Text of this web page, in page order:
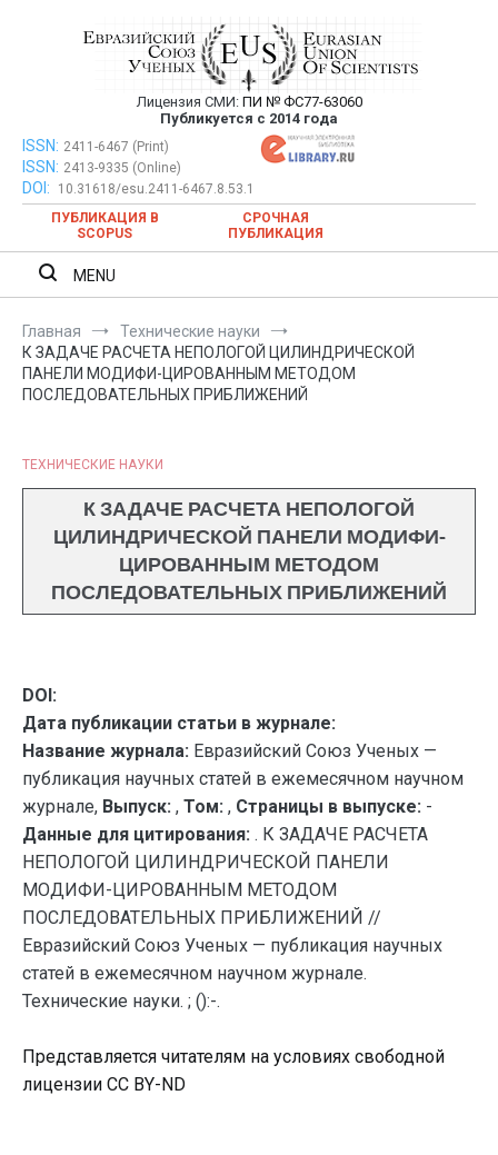
Евразийский Союз Ученых —
публикация научных статей в
ежемесячном научном журнале
Лицензия СМИ: ПИ № ФС77-63060
Публикуется с 2014 года
Евразийский Союз Ученых — публикация научных статей в
ежемесячном научном журнале
ISSN: 2411-6467 (Print)
ISSN: 2413-9335 (Online)
DOI:
10.31618/esu.2411-6467.8.53.1
ПУБЛИКАЦИЯ В
SCOPUS
СРОЧНАЯ
ПУБЛИКАЦИЯ
MENU
Главная
Технические науки
К ЗАДАЧЕ РАСЧЕТА НЕПОЛОГОЙ ЦИЛИНДРИЧЕСКОЙ
ПАНЕЛИ МОДИФИ-ЦИРОВАННЫМ МЕТОДОМ
ПОСЛЕДОВАТЕЛЬНЫХ ПРИБЛИЖЕНИЙ
ТЕХНИЧЕСКИЕ НАУКИ
К ЗАДАЧЕ РАСЧЕТА НЕПОЛОГОЙ
ЦИЛИНДРИЧЕСКОЙ ПАНЕЛИ МОДИФИ-
ЦИРОВАННЫМ МЕТОДОМ
ПОСЛЕДОВАТЕЛЬНЫХ ПРИБЛИЖЕНИЙ
DOI:
Дата публикации статьи в журнале:
Название журнала: Евразийский Союз Ученых —
публикация научных статей в ежемесячном научном
журнале, Выпуск: , Том: , Страницы в выпуске: -
Данные для цитирования: . К ЗАДАЧЕ РАСЧЕТА
НЕПОЛОГОЙ ЦИЛИНДРИЧЕСКОЙ ПАНЕЛИ
МОДИФИ-ЦИРОВАННЫМ МЕТОДОМ
ПОСЛЕДОВАТЕЛЬНЫХ ПРИБЛИЖЕНИЙ //
Евразийский Союз Ученых — публикация научных
статей в ежемесячном научном журнале.
Технические науки. ; ():-.
Представляется читателям на условиях свободной
лицензии CC BY-ND